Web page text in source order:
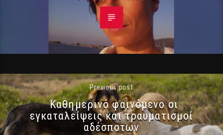
Previous post
Καθημερινό φαινόμενο οι
εγκαταλείψεις και τραυματισμοί
αδέσποτων